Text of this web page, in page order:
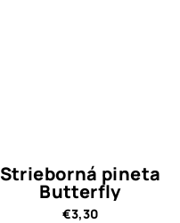
Strieborná pineta
Butterfly
€3,30